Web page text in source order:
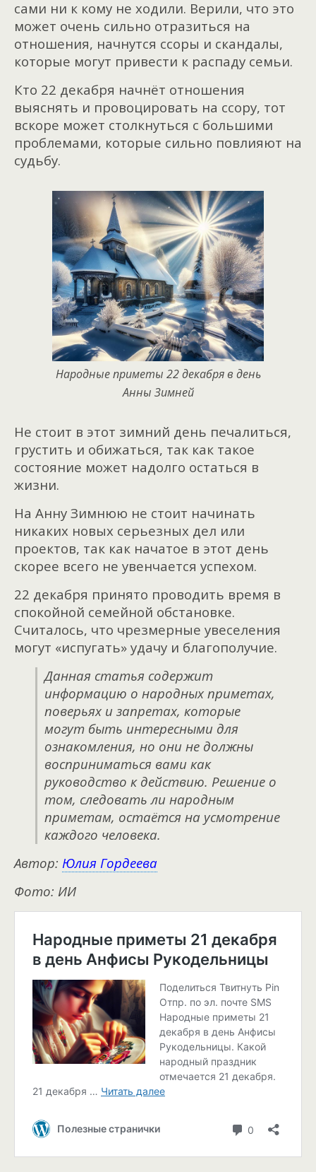
сами ни к кому не ходили. Верили, что это
может очень сильно отразиться на
отношения, начнутся ссоры и скандалы,
которые могут привести к распаду семьи.
Кто 22 декабря начнёт отношения
выяснять и провоцировать на ссору, тот
вскоре может столкнуться с большими
проблемами, которые сильно повлияют на
судьбу.
Народные приметы 22 декабря в день
Анны Зимней
Не стоит в этот зимний день печалиться,
грустить и обижаться, так как такое
состояние может надолго остаться в
жизни.
На Анну Зимнюю не стоит начинать
никаких новых серьезных дел или
проектов, так как начатое в этот день
скорее всего не увенчается успехом.
22 декабря принято проводить время в
спокойной семейной обстановке.
Считалось, что чрезмерные увеселения
могут «испугать» удачу и благополучие.
Данная статья содержит
информацию о народных приметах,
поверьях и запретах, которые
могут быть интересными для
ознакомления, но они не должны
восприниматься вами как
руководство к действию. Решение о
том, следовать ли народным
приметам, остаётся на усмотрение
каждого человека.
Автор: Юлия Гордеева
Фото: ИИ